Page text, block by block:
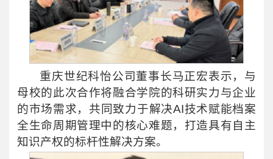
重庆世纪科怡公司董事长马正宏表示，与
母校的此次合作将融合学院的科研实力与企业
的市场需求，共同致力于解决AI技术赋能档案
全生命周期管理中的核心难题，打造具有自主
知识产权的标杆性解决方案。